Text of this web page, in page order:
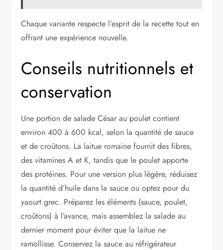
Chaque variante respecte l’esprit de la recette tout en
offrant une expérience nouvelle.
Conseils nutritionnels et
conservation
Une portion de salade César au poulet contient
environ 400 à 600 kcal, selon la quantité de sauce
et de croûtons. La laitue romaine fournit des fibres,
des vitamines A et K, tandis que le poulet apporte
des protéines. Pour une version plus légère, réduisez
la quantité d’huile dans la sauce ou optez pour du
yaourt grec. Préparez les éléments (sauce, poulet,
croûtons) à l’avance, mais assemblez la salade au
dernier moment pour éviter que la laitue ne
ramollisse. Conservez la sauce au réfrigérateur